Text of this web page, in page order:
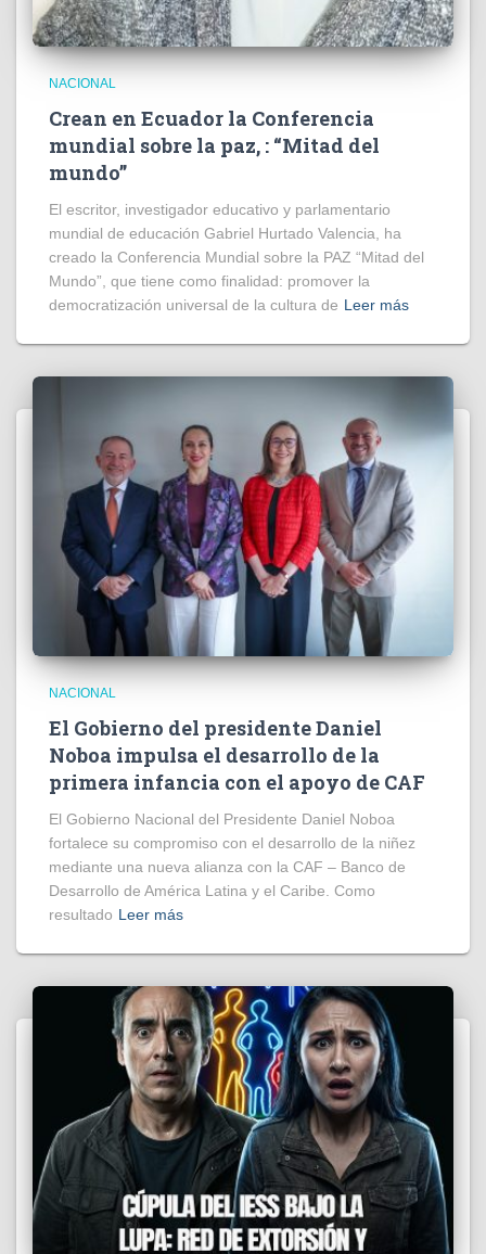
NACIONAL
Crean en Ecuador la Conferencia
mundial sobre la paz, : “Mitad del
mundo”
El escritor, investigador educativo y parlamentario
mundial de educación Gabriel Hurtado Valencia, ha
creado la Conferencia Mundial sobre la PAZ “Mitad del
Mundo”, que tiene como finalidad: promover la
democratización universal de la cultura de Leer más
NACIONAL
El Gobierno del presidente Daniel
Noboa impulsa el desarrollo de la
primera infancia con el apoyo de CAF
El Gobierno Nacional del Presidente Daniel Noboa
fortalece su compromiso con el desarrollo de la niñez
mediante una nueva alianza con la CAF – Banco de
Desarrollo de América Latina y el Caribe. Como
resultado Leer más